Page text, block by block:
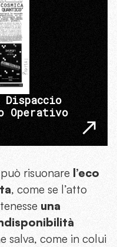
Operativo
risuonare l’eco
, come se l’atto
una
salva, come in colui